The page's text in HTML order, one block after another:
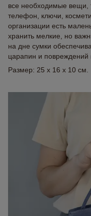
все необходимые вещи,
телефон, ключи,
организации есть
хранить мелкие, но
на дне сумки
царапин и повреждений
Размер: 25 x 16 x 10 см.